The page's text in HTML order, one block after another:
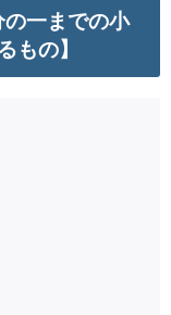
一までの小
もの】